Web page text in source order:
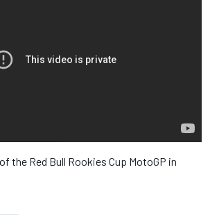
the Red Bull Rookies Cup MotoGP in